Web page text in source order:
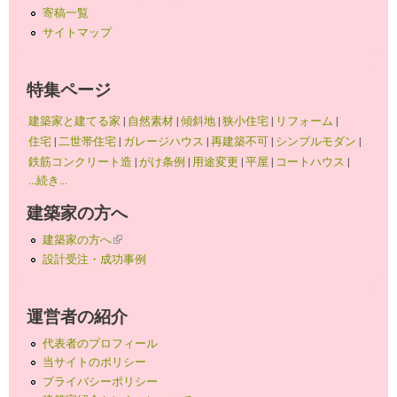
寄稿一覧
サイトマップ
特集ページ
建築家と建てる家 | 自然素材|傾斜地|狭小住宅| リフォーム |
住宅|二世帯住宅| ガレージハウス |再建築不可| シンプルモダン |
鉄筋コンクリート造 |がけ条例 | 用途変更 |平屋 | コートハウス |
...続き...
建築家の方へ
建築家の方へ(link is external)
設計受注・成功事例
運営者の紹介
代表者のプロフィール
当サイトのポリシー
プライバシーポリシー